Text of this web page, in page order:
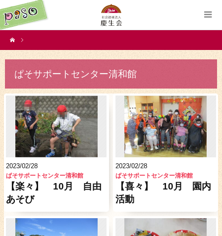
ぱそサポートセンター清和館
2023/02/28
ぱそサポートセンター清和館
【楽々】 10月 自由
あそび
2023/02/28
ぱそサポートセンター清和館
【喜々】 10月 園内
活動